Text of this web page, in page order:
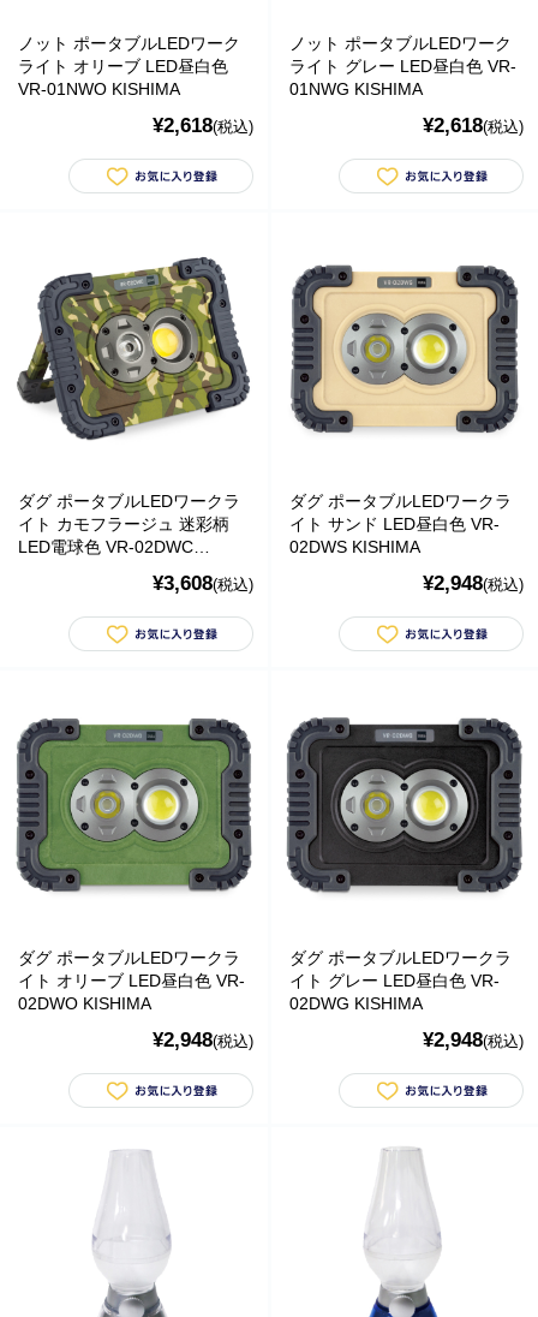
ノット ポータブルLEDワーク
ライト オリーブ LED昼白色
VR-01NWO KISHIMA
¥2,618(税込)
ノット ポータブルLEDワーク
ライト グレー LED昼白色 VR-
01NWG KISHIMA
¥2,618(税込)
ダグ ポータブルLEDワークラ
イト カモフラージュ 迷彩柄
LED電球色 VR-02DWC
¥3,608(税込)
ダグ ポータブルLEDワークラ
イト サンド LED昼白色 VR-
02DWS KISHIMA
¥2,948(税込)
ダグ ポータブルLEDワークラ
イト オリーブ LED昼白色 VR-
02DWO KISHIMA
¥2,948(税込)
ダグ ポータブルLEDワークラ
イト グレー LED昼白色 VR-
02DWG KISHIMA
¥2,948(税込)
防災用品・保存食品
ガーデニング
ベビーおもちゃ・子供用品
賞味期限間近・訳あり大特価
直輸入品
商品一覧
ブランドから探す
MESH ジュエリー
Bellini バッグ(イタリア)
TEJAKULA 塩
ムーミン
YOPE
kusuguru Japan
MARNA マーナ
DULTON ダルトン
nailmatic
国際貿易 KB
価格から探す